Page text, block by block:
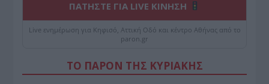
ΠΑΤΗΣΤΕ ΓΙΑ LIVE ΚΙΝΗΣΗ
Live ενημέρωση για Κηφισό, Αττική Οδό και κέντρο Αθήνας από το
paron.gr
ΤΟ ΠΑΡΟΝ ΤΗΣ ΚΥΡΙΑΚΗΣ